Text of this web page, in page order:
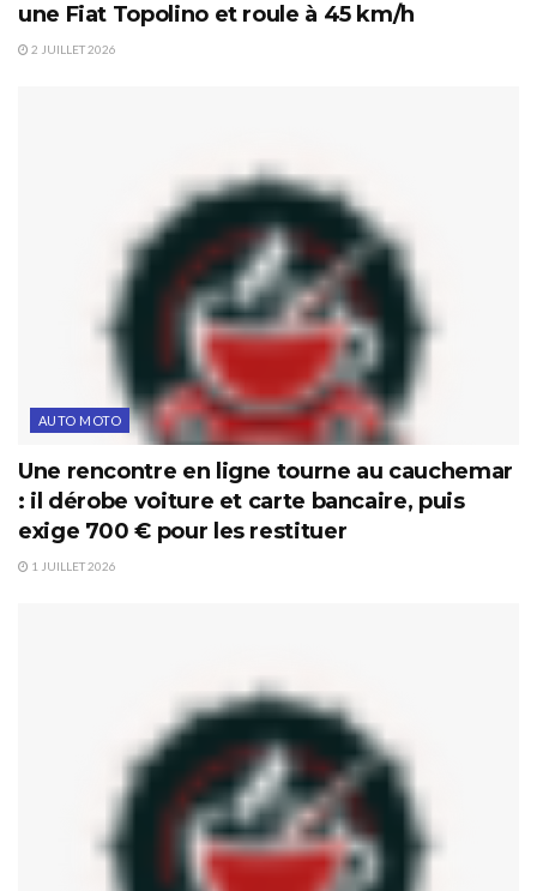
une Fiat Topolino et roule à 45 km/h
2 JUILLET 2026
AUTO MOTO
Une rencontre en ligne tourne au cauchemar
: il dérobe voiture et carte bancaire, puis
exige 700 € pour les restituer
1 JUILLET 2026